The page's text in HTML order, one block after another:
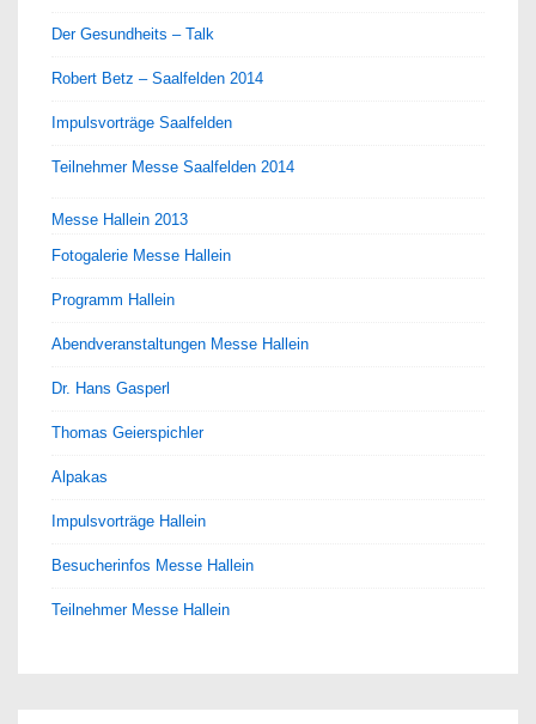
Der Gesundheits – Talk
Robert Betz – Saalfelden 2014
Impulsvorträge Saalfelden
Teilnehmer Messe Saalfelden 2014
Messe Hallein 2013
Fotogalerie Messe Hallein
Programm Hallein
Abendveranstaltungen Messe Hallein
Dr. Hans Gasperl
Thomas Geierspichler
Alpakas
Impulsvorträge Hallein
Besucherinfos Messe Hallein
Teilnehmer Messe Hallein